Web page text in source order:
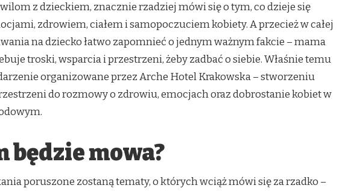
z dzieckiem, znacznie rzadziej mówi się o tym, co dzieje się
zdrowiem, ciałem i samopoczuciem kobiety. A przecież w całej
na dziecko łatwo zapomnieć o jednym ważnym fakcie – mama
troski, wsparcia i przestrzeni, żeby zadbać o siebie. Właśnie temu
organizowane przez Arche Hotel Krakowska – stworzeniu
do rozmowy o zdrowiu, emocjach oraz dobrostanie kobiet w
będzie mowa?
poruszone zostaną tematy, o których wciąż mówi się za rzadko –